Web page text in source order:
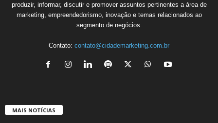
produzir, informar, discutir e promover assuntos pertinentes a área de
marketing, empreendedorismo, inovação e temas relacionados ao
segmento de negócios.
Contato: contato@cidademarketing.com.br
MAIS NOTÍCIAS